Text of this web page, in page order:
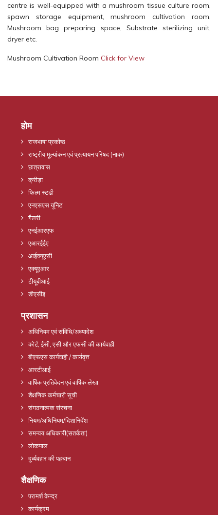
centre is well-equipped with a mushroom tissue culture room,
spawn storage equipment, mushroom cultivation room,
Mushroom bag preparing space, Substrate sterilizing unit,
dryer etc.
Mushroom Cultivation Room Click for View
होम
राजभाषा प्रकोष्ठ
राष्ट्रीय मूल्यांकन एवं प्रत्यायन परिषद (नाक)
छात्रावास
क्रीड़ा
फिल्म स्टडी
एनएसएस यूनिट
गैलरी
एनईआरएफ
एआरईईए
आईक्यूएसी
एक्यूएआर
टीयूबीआई
डीएसीइ
प्रशासन
अधिनियम एवं संविधि/अध्यादेश
कोर्ट, ईसी, एसी और एफसी की कार्यवाही
बीएफएस कार्यवाही / कार्यवृत्त
आरटीआई
वार्षिक प्रतिवेदन एवं वार्षिक लेखा
शैक्षणिक कर्मचारी सूची
संगठनात्मक संरचना
नियम/अधिनियम/दिशानिर्देश
समन्वय अधिकारी(सतर्कता)
लोकपाल
दुर्व्यवहार की पहचान
शैक्षणिक
परामर्श केन्द्र
कार्यक्रम